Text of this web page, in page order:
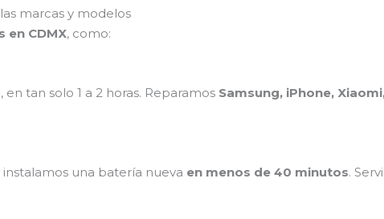
marcas y modelos
CDMX, como:
, en tan solo 1 a 2 horas. Reparamos Samsung, iPhone,
instalamos una batería nueva en menos de 40 minutos.